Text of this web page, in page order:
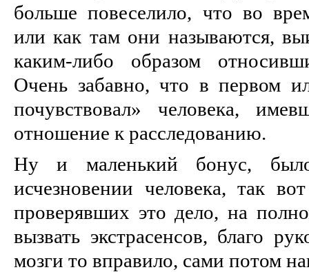
больше повеселило, что во
или как там они называются,
каким-либо образом
Очень забавно, что в первом
почувствовал» человека,
отношение к расследованию.
Ну и маленький бонус,
исчезновении человека, так
проверявших это дело, на
вызвать экстрасенсов, благо
мозги то вправило, сами потом